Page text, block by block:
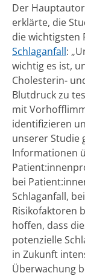
Der
erklärte, die
die wichtigsten
Schlaganfall:
wichtig es ist,
Cholesterin-
Blutdruck zu
mit
identifizieren
unserer Studie
Informationen
bei
Schlaganfall,
Risikofaktoren
hoffen, dass
potenzielle
in Zukunft
Überwachung